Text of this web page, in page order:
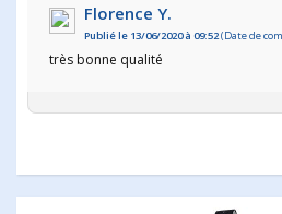
Florence Y.
Publié le 13/06/2020 à 09:52(Date de
très bonne qualité